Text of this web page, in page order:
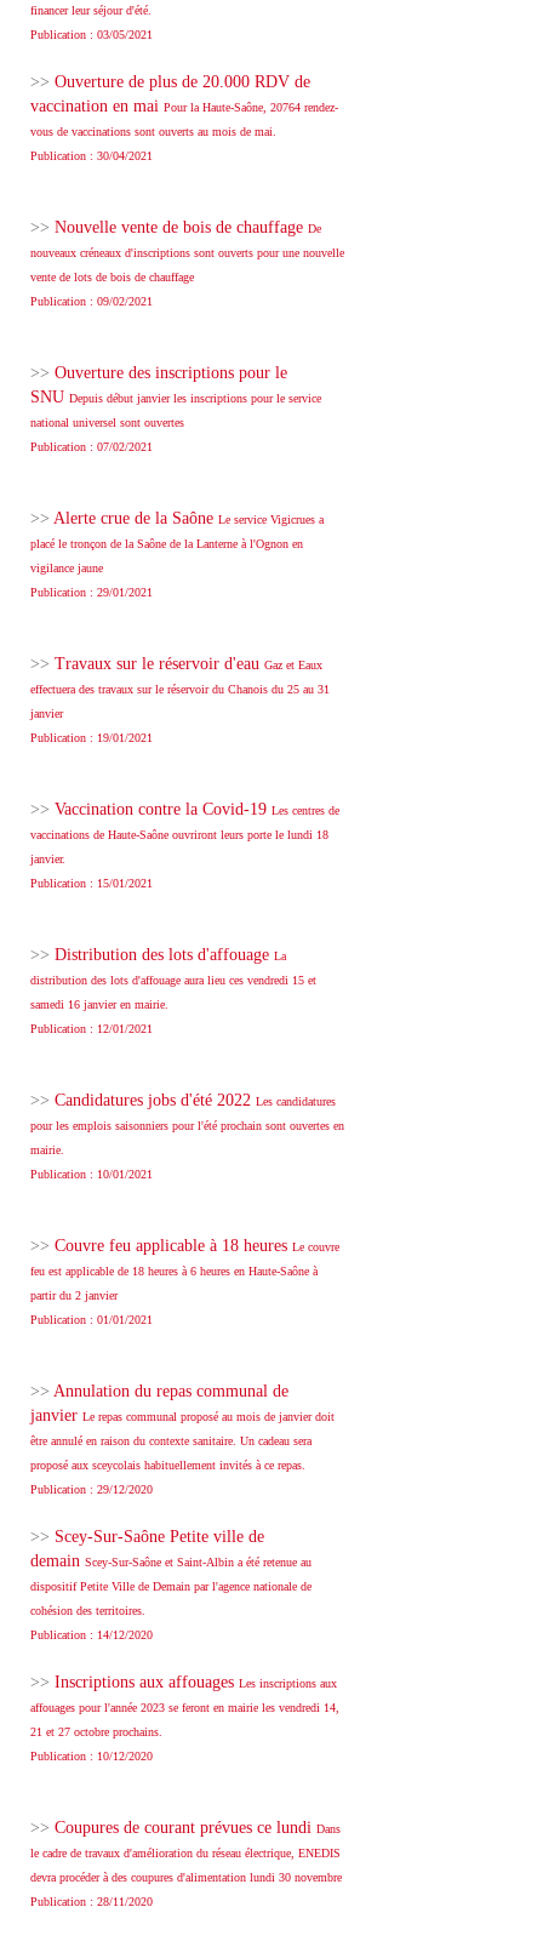
financer leur séjour d'été.
Publication : 03/05/2021
>> Ouverture de plus de 20.000 RDV de
vaccination en mai Pour la Haute-Saône, 20764 rendez-
vous de vaccinations sont ouverts au mois de mai.
Publication : 30/04/2021
>> Nouvelle vente de bois de chauffage De
nouveaux créneaux d'inscriptions sont ouverts pour une nouvelle
vente de lots de bois de chauffage
Publication : 09/02/2021
>> Ouverture des inscriptions pour le
SNU Depuis début janvier les inscriptions pour le service
national universel sont ouvertes
Publication : 07/02/2021
>> Alerte crue de la Saône Le service Vigicrues a
placé le tronçon de la Saône de la Lanterne à l'Ognon en
vigilance jaune
Publication : 29/01/2021
>> Travaux sur le réservoir d'eau Gaz et Eaux
effectuera des travaux sur le réservoir du Chanois du 25 au 31
janvier
Publication : 19/01/2021
>> Vaccination contre la Covid-19 Les centres de
vaccinations de Haute-Saône ouvriront leurs porte le lundi 18
janvier.
Publication : 15/01/2021
>> Distribution des lots d'affouage La
distribution des lots d'affouage aura lieu ces vendredi 15 et
samedi 16 janvier en mairie.
Publication : 12/01/2021
>> Candidatures jobs d'été 2022 Les candidatures
pour les emplois saisonniers pour l'été prochain sont ouvertes en
mairie.
Publication : 10/01/2021
>> Couvre feu applicable à 18 heures Le couvre
feu est applicable de 18 heures à 6 heures en Haute-Saône à
partir du 2 janvier
Publication : 01/01/2021
>> Annulation du repas communal de
janvier Le repas communal proposé au mois de janvier doit
être annulé en raison du contexte sanitaire. Un cadeau sera
proposé aux sceycolais habituellement invités à ce repas.
Publication : 29/12/2020
>> Scey-Sur-Saône Petite ville de
demain Scey-Sur-Saône et Saint-Albin a été retenue au
dispositif Petite Ville de Demain par l'agence nationale de
cohésion des territoires.
Publication : 14/12/2020
>> Inscriptions aux affouages Les inscriptions aux
affouages pour l'année 2023 se feront en mairie les vendredi 14,
21 et 27 octobre prochains.
Publication : 10/12/2020
>> Coupures de courant prévues ce lundi Dans
le cadre de travaux d'amélioration du réseau électrique, ENEDIS
devra procéder à des coupures d'alimentation lundi 30 novembre
Publication : 28/11/2020